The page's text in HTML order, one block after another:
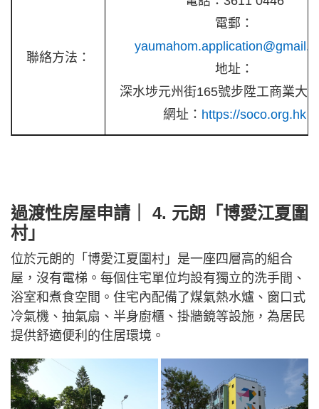
聯絡方法：
電郵：
地址：
深水埗元州街165號步陞工商業大
網址： https://soco.org.hk
過渡性房屋申請｜ 4. 元朗「博愛江夏圍
村」
位於元朗的「博愛江夏圍村」是一座四層高的組合
屋，沒有電梯。每個住宅單位均設有獨立的洗手間、
浴室和煮食空間。住宅內配備了煤氣熱水爐、窗口式
冷氣機、抽氣扇、半身廚櫃、掛牆鏡等設施，為居民
提供舒適便利的住居環境。